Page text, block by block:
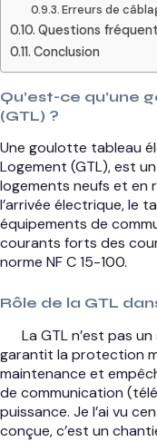
Erreurs de
Questions
Conclusion
Qu’est-ce
(GTL) ?
Une goulotte tableau
Logement (GTL), est
logements neufs et en
l’arrivée électrique, le
équipements de
courants forts des
norme NF C 15-100.
Rôle de la GTL
La GTL n’est pas
garantit la protection
maintenance et
de communication
puissance. Je l’ai vu
conçue, c’est un